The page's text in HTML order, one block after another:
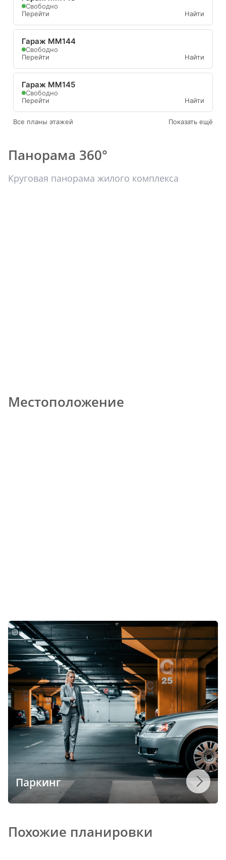
Свободно
Перейти
Найти
Гараж ММ144
Свободно
Перейти
Найти
Гараж ММ145
Свободно
Перейти
Найти
Все планы этажей Показать ещё
Панорама 360°
Круговая панорама жилого комплекса
Местоположение
Паркинг
Похожие планировки